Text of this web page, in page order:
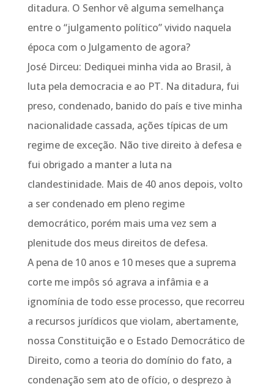
ditadura. O Senhor vê alguma semelhança
entre o “julgamento político” vivido naquela
época com o Julgamento de agora?
José Dirceu: Dediquei minha vida ao Brasil, à
luta pela democracia e ao PT. Na ditadura, fui
preso, condenado, banido do país e tive minha
nacionalidade cassada, ações típicas de um
regime de exceção. Não tive direito à defesa e
fui obrigado a manter a luta na
clandestinidade. Mais de 40 anos depois, volto
a ser condenado em pleno regime
democrático, porém mais uma vez sem a
plenitude dos meus direitos de defesa.
A pena de 10 anos e 10 meses que a suprema
corte me impôs só agrava a infâmia e a
ignomínia de todo esse processo, que recorreu
a recursos jurídicos que violam, abertamente,
nossa Constituição e o Estado Democrático de
Direito, como a teoria do domínio do fato, a
condenação sem ato de ofício, o desprezo à